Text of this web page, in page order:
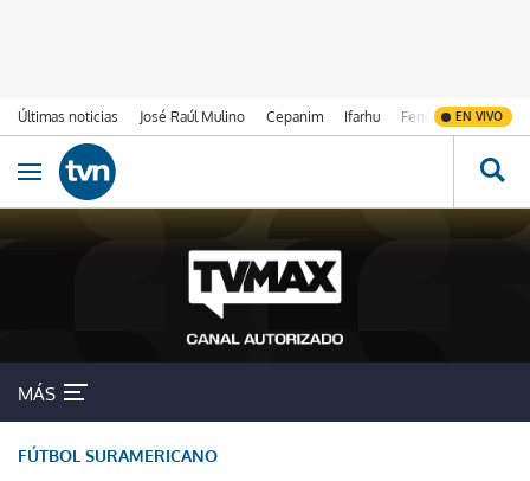
Últimas noticias José Raúl Mulino Cepanim Ifarhu Fenómeno de El
EN VIVO
Ir al contenido
Obrir navegació
MÁS
FÚTBOL SURAMERICANO